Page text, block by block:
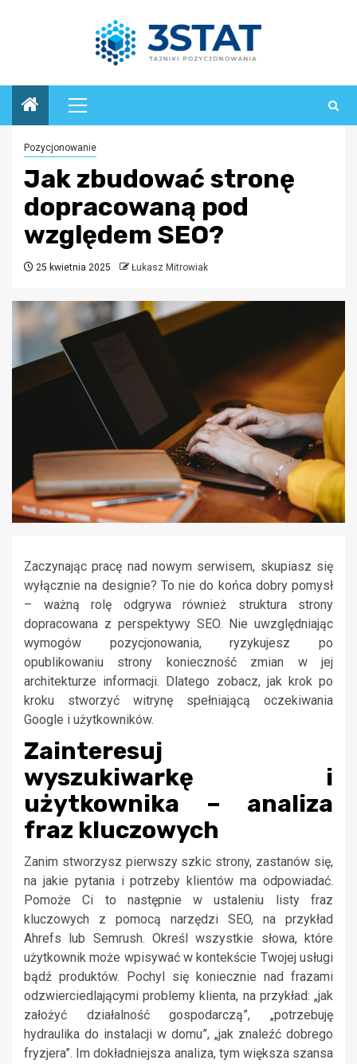
Menu
główne
Pozycjonowanie
Jak zbudować stronę
dopracowaną pod
względem SEO?
25 kwietnia 2025 Łukasz Mitrowiak
Zaczynając pracę nad nowym serwisem, skupiasz się
wyłącznie na designie? To nie do końca dobry pomysł
– ważną rolę odgrywa również struktura strony
dopracowana z perspektywy SEO. Nie uwzględniając
wymogów pozycjonowania, ryzykujesz po
opublikowaniu strony konieczność zmian w jej
architekturze informacji. Dlatego zobacz, jak krok po
kroku stworzyć witrynę spełniającą oczekiwania
Google i użytkowników.
Zainteresuj
wyszukiwarkę i
użytkownika – analiza
fraz kluczowych
Zanim stworzysz pierwszy szkic strony, zastanów się,
na jakie pytania i potrzeby klientów ma odpowiadać.
Pomoże Ci to następnie w ustaleniu listy fraz
kluczowych z pomocą narzędzi SEO, na przykład
Ahrefs lub Semrush. Określ wszystkie słowa, które
użytkownik może wpisywać w kontekście Twojej usługi
bądź produktów. Pochyl się koniecznie nad frazami
odzwierciedlającymi problemy klienta, na przykład: „jak
założyć działalność gospodarczą”, „potrzebuję
hydraulika do instalacji w domu”, „jak znaleźć dobrego
fryzjera”. Im dokładniejsza analiza, tym większa szansa